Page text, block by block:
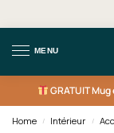
MENU
GRATUITMug
Home / Intérieur /